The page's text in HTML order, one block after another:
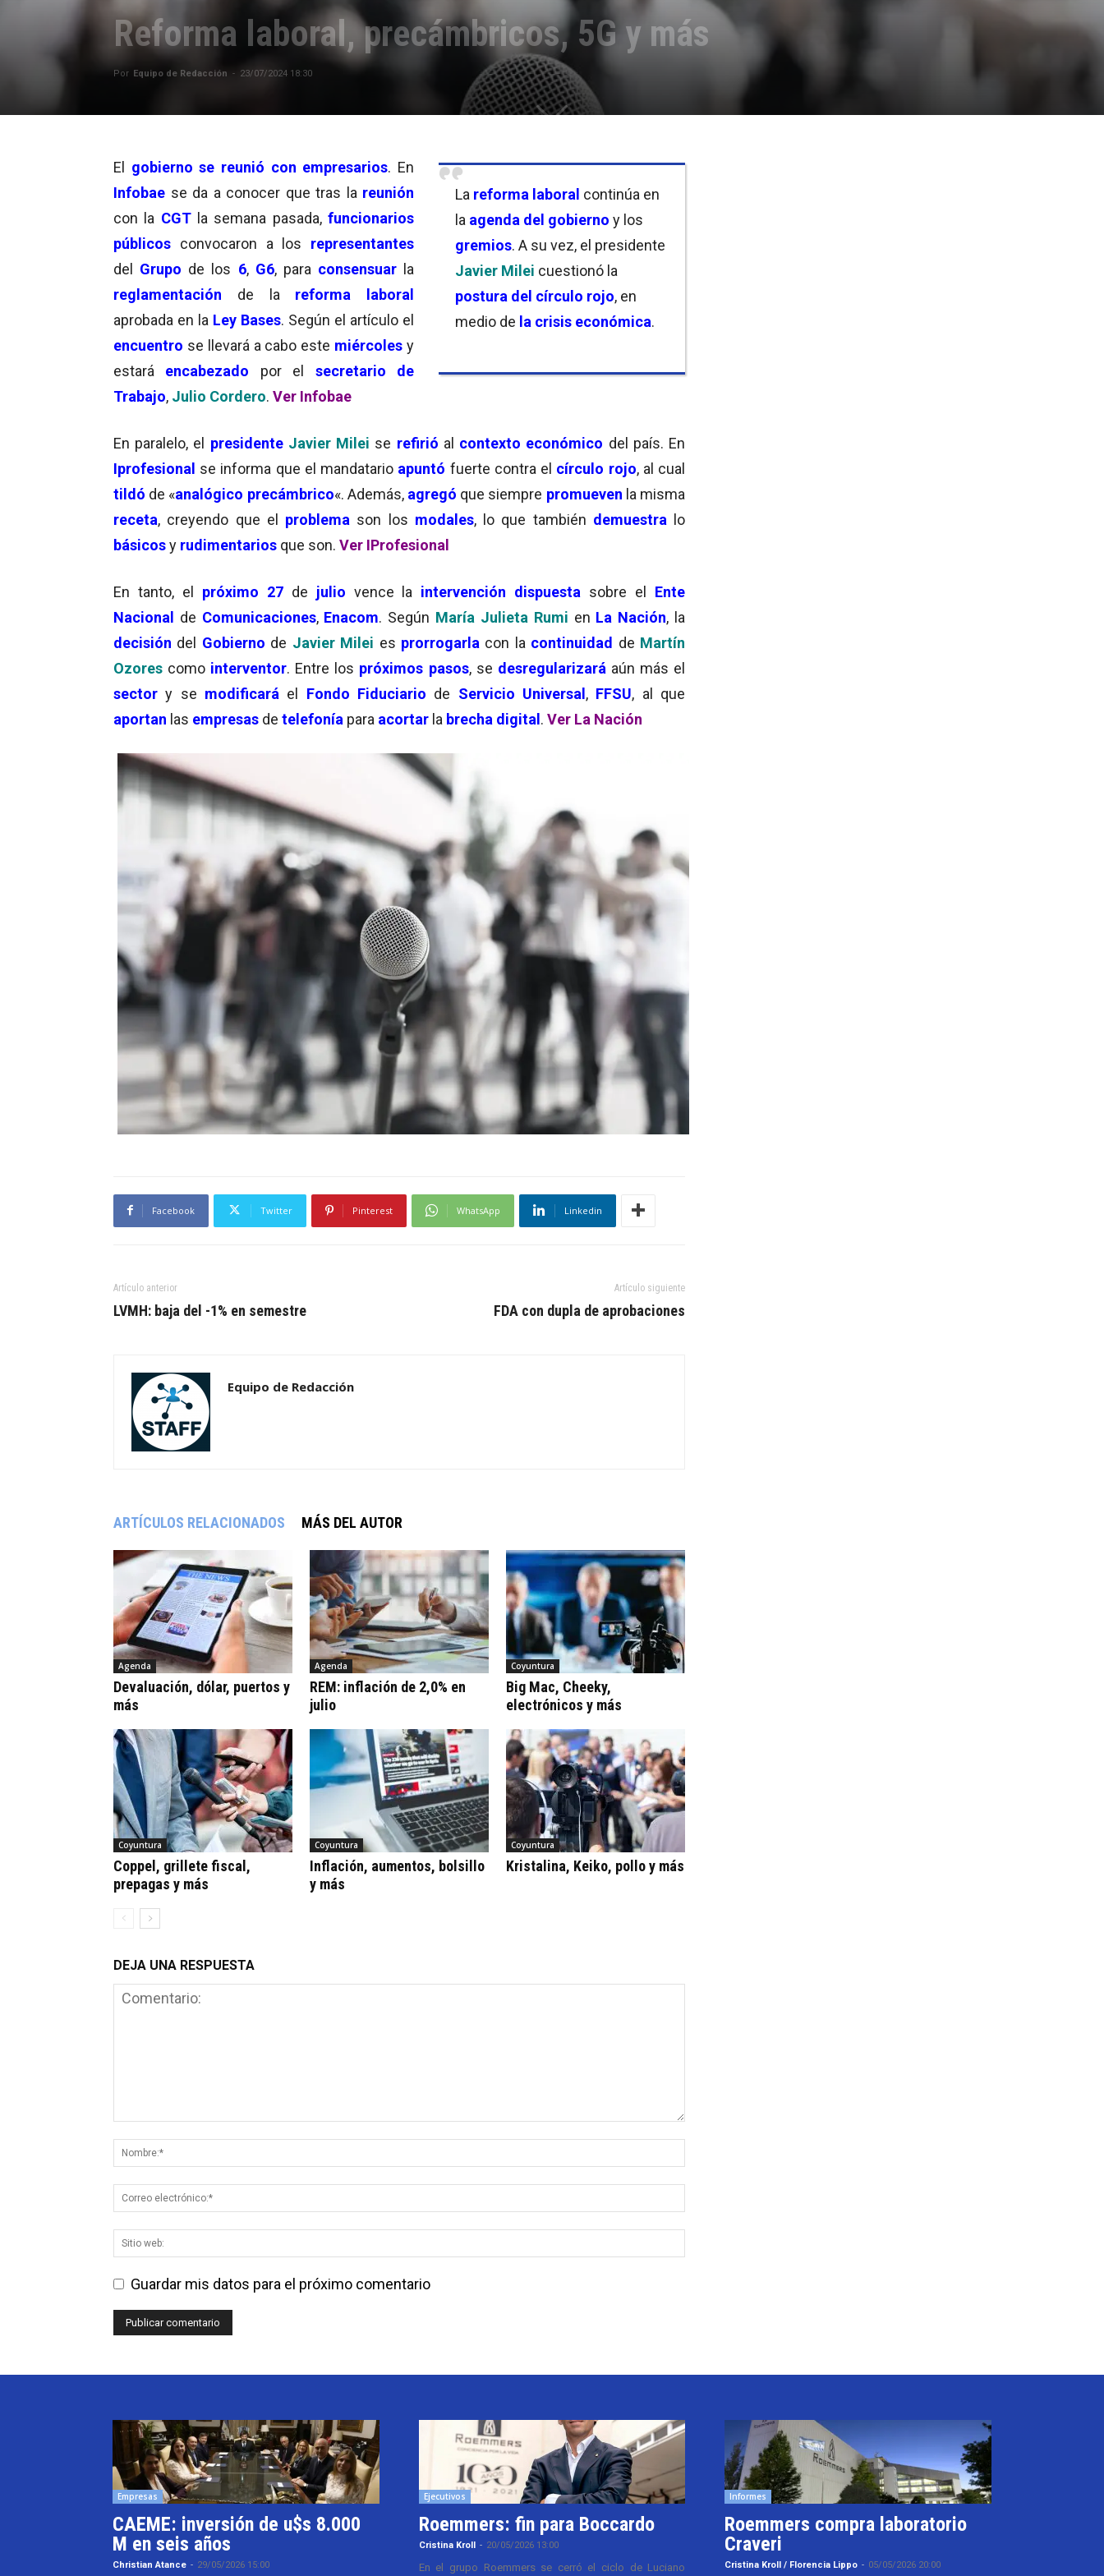
Reforma laboral, precámbricos, 5G y más
Por Equipo de Redacción - 23/07/2024 18:30
La reforma laboral continúa en
la agenda del gobierno y los
gremios. A su vez, el presidente
Javier Milei cuestionó la
postura del círculo rojo, en
medio de la crisis económica.
El gobierno se reunió con empresarios. En
Infobae se da a conocer que tras la reunión
con la CGT la semana pasada,funcionarios
públicos convocaron a los representantes
del Grupo de los 6, G6, para consensuar la
reglamentación
de la reforma laboral
aprobada en la Ley Bases. Según el artículo el
encuentro se llevará a cabo este miércoles y
estará encabezado por el secretario de
Trabajo, Julio Cordero. Ver Infobae
En paralelo, el presidente Javier Milei se refirió al contexto económico del país. En
Iprofesional se informa que el mandatario apuntó fuerte contra el círculo rojo, al cual
tildó de «analógico precámbrico«. Además, agregó que siempre promueven la misma
receta, creyendo que el problema son los modales, lo que también demuestra lo
básicosy rudimentarios que son. Ver IProfesional
En tanto, el próximo 27 de julio vence la intervención dispuesta sobre el Ente
Nacional de Comunicaciones, Enacom. Según María Julieta Rumi en La Nación, la
decisión del Gobierno de Javier Milei es prorrogarla con la continuidad de Martín
Ozores como interventor. Entre los próximos pasos, se desregularizará aún más el
sector y se modificará el Fondo Fiduciario de Servicio Universal, FFSU, al que
aportan las empresas de telefonía para acortar la brecha digital. Ver La Nación
Facebook Twitter Pinterest WhatsApp Linkedin
Artículo anterior
LVMH: baja del -1% en semestre
Artículo siguiente
FDA con dupla de aprobaciones
Equipo de Redacción
ARTÍCULOS RELACIONADOS MÁS DEL AUTOR
Agenda
Devaluación, dólar, puertos y
más
Agenda
REM: inflación de 2,0% en
julio
Coyuntura
Big Mac, Cheeky,
electrónicos y más
Coyuntura
Coppel, grillete fiscal,
prepagas y más
Coyuntura
Inflación, aumentos, bolsillo
y más
Coyuntura
Kristalina, Keiko, pollo y más
DEJA UNA RESPUESTA
Guardar mis datos para el próximo comentario
Empresas
CAEME: inversión de u$s 8.000
M en seis años
Christian Atance - 29/05/2026 15:00
Ejecutivos
Roemmers: fin para Boccardo
Cristina Kroll - 20/05/2026 13:00
En el grupo Roemmers se cerró el ciclo de Luciano
Informes
Roemmers compra laboratorio
Craveri
Cristina Kroll / Florencia Lippo - 05/05/2026 20:00